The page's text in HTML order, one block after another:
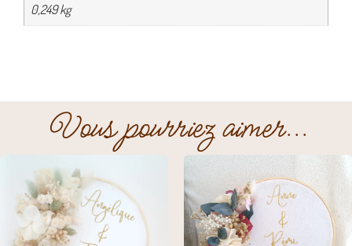
0,249 kg
Vous pourriez aimer...